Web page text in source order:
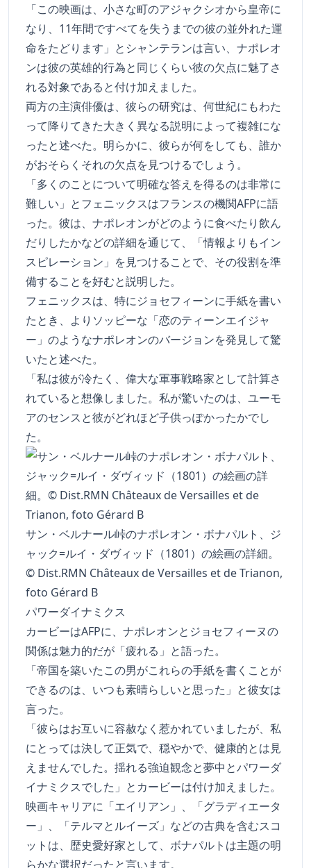
「この映画は、小さな町のアジャクシオから皇帝に
なり、11年間ですべてを失うまでの彼の並外れた運
命をたどります」とシャンテランは言い、ナポレオ
ンは彼の英雄的行為と同じくらい彼の欠点に魅了さ
れる対象であると付け加えました。
両方の主演俳優は、彼らの研究は、何世紀にもわた
って降りてきた大きく異なる説明によって複雑にな
ったと述べた。明らかに、彼らが何をしても、誰か
がおそらくそれの欠点を見つけるでしょう。
「多くのことについて明確な答えを得るのは非常に
難しい」とフェニックスはフランスの機関AFPに語
った。彼は、ナポレオンがどのように食べたり飲ん
だりしたかなどの詳細を通じて、「情報よりもイン
スピレーション」を見つけることで、その役割を準
備することを好むと説明した。
フェニックスは、特にジョセフィーンに手紙を書い
たとき、よりソッピーな「恋のティーンエイジャ
ー」のようなナポレオンのバージョンを発見して驚
いたと述べた。
「私は彼が冷たく、偉大な軍事戦略家として計算さ
れていると想像しました。私が驚いたのは、ユーモ
アのセンスと彼がどれほど子供っぽかったかでし
た。
サン・ベルナール峠のナポレオン・ボナパルト、ジ
ャック=ルイ・ダヴィッド（1801）の絵画の詳細。
© Dist.RMN Châteaux de Versailles et de Trianon,
foto Gérard B
パワーダイナミクス
カービーはAFPに、ナポレオンとジョセフィーヌの
関係は魅力的だが「疲れる」と語った。
「帝国を築いたこの男がこれらの手紙を書くことが
できるのは、いつも素晴らしいと思った」と彼女は
言った。
「彼らはお互いに容赦なく惹かれていましたが、私
にとっては決して正気で、穏やかで、健康的とは見
えませんでした。揺れる強迫観念と夢中とパワーダ
イナミクスでした」とカービーは付け加えました。
映画キャリアに「エイリアン」、「グラディエータ
ー」、「テルマとルイーズ」などの古典を含むスコ
ットは、歴史愛好家として、ボナパルトは主題の明
らかな選択だったと言います。